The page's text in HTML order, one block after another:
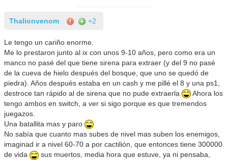
Thalionvenom +2
Le tengo un cariño enorme.
Me lo prestaron junto al ix con unos 9-10 años, pero como era un
manco no pasé del que tiene sirena para extraer (y del 9 no pasé
de la cueva de hielo después del bosque, que uno se quedó de
piedra). Años después estaba en un cash y me pillé el 8 y una ps1,
destroce tan rápido al de sirena que no pude extraerla
Ahora los
tengo ambos en switch, a ver si sigo porque es que tremendos
juegazos.
Una batallita mas y paro
No sabía que cuanto mas subes de nivel mas suben los enemigos,
imaginad ir a nivel 60-70 a por cactilión, que entonces tiene 300000
de vida
sus muertos, media hora que estuve, ya ni pensaba,